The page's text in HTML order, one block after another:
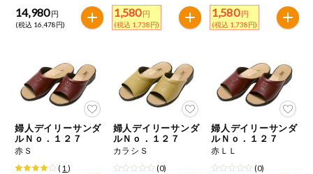
PC版サイトを表示
テキスト注文サイトを表示
お問い合わせ
ィケア
衣料品
ペット
14,980 円
(税込 16,478円)
1,580 円
(税込 1,738円)
1,580 円
(税込 1,738円)
婦人デイリーサンダ
ルＮｏ．１２７
赤Ｓ
( 1 )
婦人デイリーサンダ
ルＮｏ．１２７
カラシＳ
(0)
婦人デイリーサンダ
ルＮｏ．１２７
赤ＬＬ
(0)